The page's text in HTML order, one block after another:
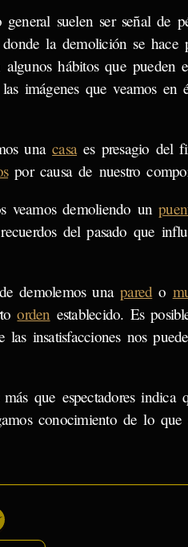
suelen ser señal de
la demolición se hace
hábitos que pueden
imágenes que veamos
unacasaes presagio del
por causa de nuestro
veamos demoliendo un
del pasado que
demolemos unapared o
orden establecido. Es
las insatisfacciones nos
que espectadores indica
conocimiento de lo que